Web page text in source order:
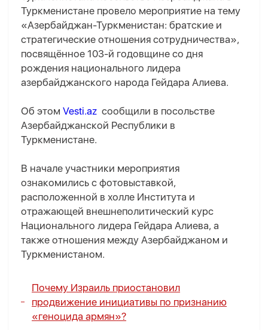
Туркменистане провело мероприятие на тему
«Азербайджан-Туркменистан: братские и
стратегические отношения сотрудничества»,
посвящённое 103-й годовщине со дня
рождения национального лидера
азербайджанского народа Гейдара Алиева.
Об этом Vesti.az сообщили в посольстве
Азербайджанской Республики в
Туркменистане.
В начале участники мероприятия
ознакомились с фотовыставкой,
расположенной в холле Института и
отражающей внешнеполитический курс
Национального лидера Гейдара Алиева, а
также отношения между Азербайджаном и
Туркменистаном.
Почему Израиль приостановил
продвижение инициативы по признанию
«геноцида армян»?